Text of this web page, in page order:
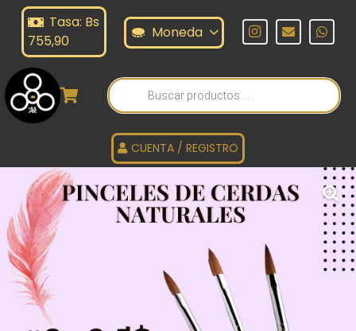
Tasa: Bs
755,90
Moneda
Búsqueda
de
productos
CUENTA / REGISTRO